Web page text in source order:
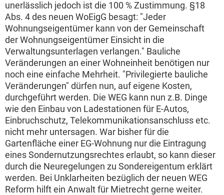
unerlässlich jedoch ist die 100 % Zustimmung. §18
Abs. 4 des neuen WoEigG besagt: "Jeder
Wohnungseigentümer kann von der Gemeinschaft
der Wohnungseigentümer Einsicht in die
Verwaltungsunterlagen verlangen." Bauliche
Veränderungen an einer Wohneinheit benötigen nur
noch eine einfache Mehrheit. "Privilegierte bauliche
Veränderungen" dürfen nun, auf eigene Kosten,
durchgeführt werden. Die WEG kann nun z.B. Dinge
wie den Einbau von Ladestationen für E-Autos,
Einbruchschutz, Telekommunikationsanschluss etc.
nicht mehr untersagen. War bisher für die
Gartenfläche einer EG-Wohnung nur die Eintragung
eines Sondernutzungsrechtes erlaubt, so kann dieser
durch die Neuregelungen zu Sondereigentum erklärt
werden. Bei Unklarheiten bezüglich der neuen WEG
Reform hilft ein Anwalt für Mietrecht gerne weiter.